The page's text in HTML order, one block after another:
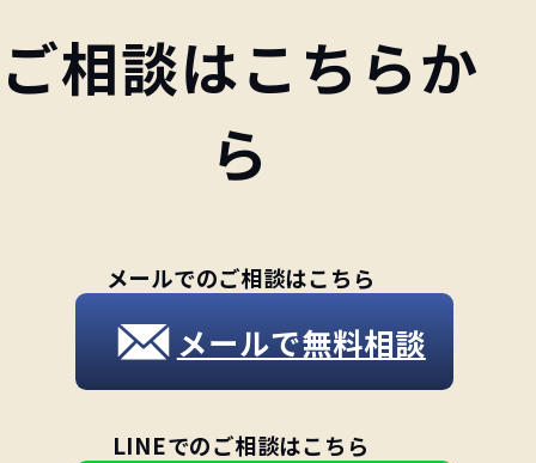
ご相談はこちらか
ら
メールでのご相談はこちら
メールで無料相談
LINEでのご相談はこちら